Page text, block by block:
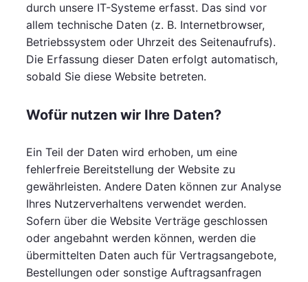
durch unsere IT-Systeme erfasst. Das sind vor
allem technische Daten (z. B. Internetbrowser,
Betriebssystem oder Uhrzeit des Seitenaufrufs).
Die Erfassung dieser Daten erfolgt automatisch,
sobald Sie diese Website betreten.
Wofür nutzen wir Ihre Daten?
Ein Teil der Daten wird erhoben, um eine
fehlerfreie Bereitstellung der Website zu
gewährleisten. Andere Daten können zur Analyse
Ihres Nutzerverhaltens verwendet werden.
Sofern über die Website Verträge geschlossen
oder angebahnt werden können, werden die
übermittelten Daten auch für Vertragsangebote,
Bestellungen oder sonstige Auftragsanfragen